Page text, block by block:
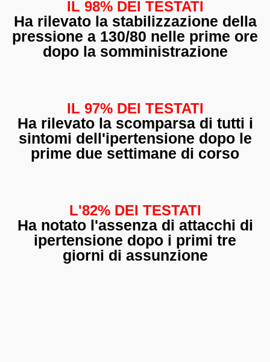
IL 98% DEI TESTATI
Ha rilevato la stabilizzazione della
pressione a 130/80 nelle prime ore
dopo la somministrazione
IL 97% DEI TESTATI
Ha rilevato la scomparsa di tutti i
sintomi dell'ipertensione dopo le
prime due settimane di corso
L'82% DEI TESTATI
Ha notato l'assenza di attacchi di
ipertensione dopo i primi tre
giorni di assunzione